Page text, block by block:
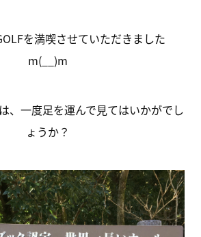
を満喫させていただきました
m(__)m
、一度足を運んで見てはいかがでし
ょうか？